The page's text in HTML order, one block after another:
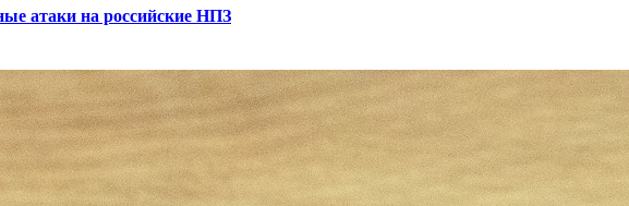
атаки на российские НПЗ